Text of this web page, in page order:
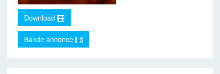
Download
Bande annonce